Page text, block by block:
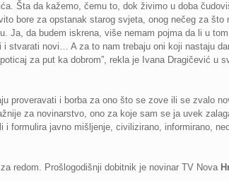
Šta da kažemo, čemu to, dok živimo u doba
bore za opstanak starog svjeta, onog nečeg za što
Ja, da budem iskrena, više nemam pojma da li u
stvarati novi… A za to nam trebaju oni koji nastaju
za put ka dobrom”, rekla je Ivana Dragičević u
proveravati i borba za ono što se zove ili se zvalo
za novinarstvo, ono za koje sam se ja uvek
javno mišljenje, civilizirano, informirano,
redom. Prošlogodišnji dobitnik je novinar TV Nova